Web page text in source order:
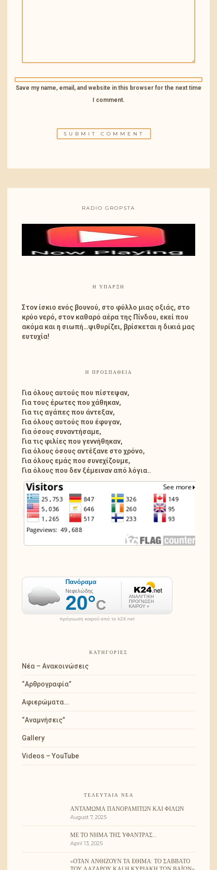
Save my name, email, and website in this browser for the next time
I comment.
RADIO GROPSTA
Η ΎΠΑΡΞΗ
Στον ίσκιο ενός βουνού, στο φύλλο μιας οξιάς, στο
κρύο νερό, στον καθαρό αέρα της Πίνδου, εκεί που
ακόμα και η σιωπή…ψιθυρίζει, βρίσκεται η δικιά μας
ευτυχία!
Η ΠΡΟΣΠΑΘΕΙΑ
Για όλους αυτούς που πίστεψαν,
Για τους έρωτες που χάθηκαν,
Για τις αγάπες που άντεξαν,
Για όλους αυτούς που έφυγαν,
Για όσους συναντήσαμε,
Για τις φιλίες που γεννήθηκαν,
Για όλους όσους αντέξανε στο χρόνο,
Για όλους εμάς που συνεχίζουμε,
Για όλους που δεν ξέμειναν από λόγια..
πρόγνωση καιρού από το k24.net
ΚΑΤΗΓΟΡΊΕΣ
Νέα – Ανακοινώσεις
“Αρθρογραφία”
Αφιερώματα…
“Αναμνήσεις”
Gallery
Videos – YouTube
ΤΕΛΕΥΤΑΊΑ ΝΈΑ
ΑΝΤΆΜΩΜΑ ΠΑΝΟΡΑΜΙΤΏΝ ΚΑΙ ΦΊΛΩΝ
August 7, 2025
ΜΕ ΤΟ ΝΉΜΑ ΤΗΣ ΥΦΆΝΤΡΑΣ…
April 13, 2025
«ΌΤΑΝ ΑΝΘΊΖΟΥΝ ΤΑ ΈΘΙΜΑ: ΤΟ ΣΆΒΒΑΤΟ